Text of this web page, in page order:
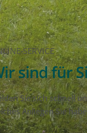
SERVICE
sind für
Sie sich schnell
Anliegen Sie